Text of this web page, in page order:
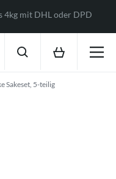
4kg mit DHL oder DPD
Sakeset, 5-teilig